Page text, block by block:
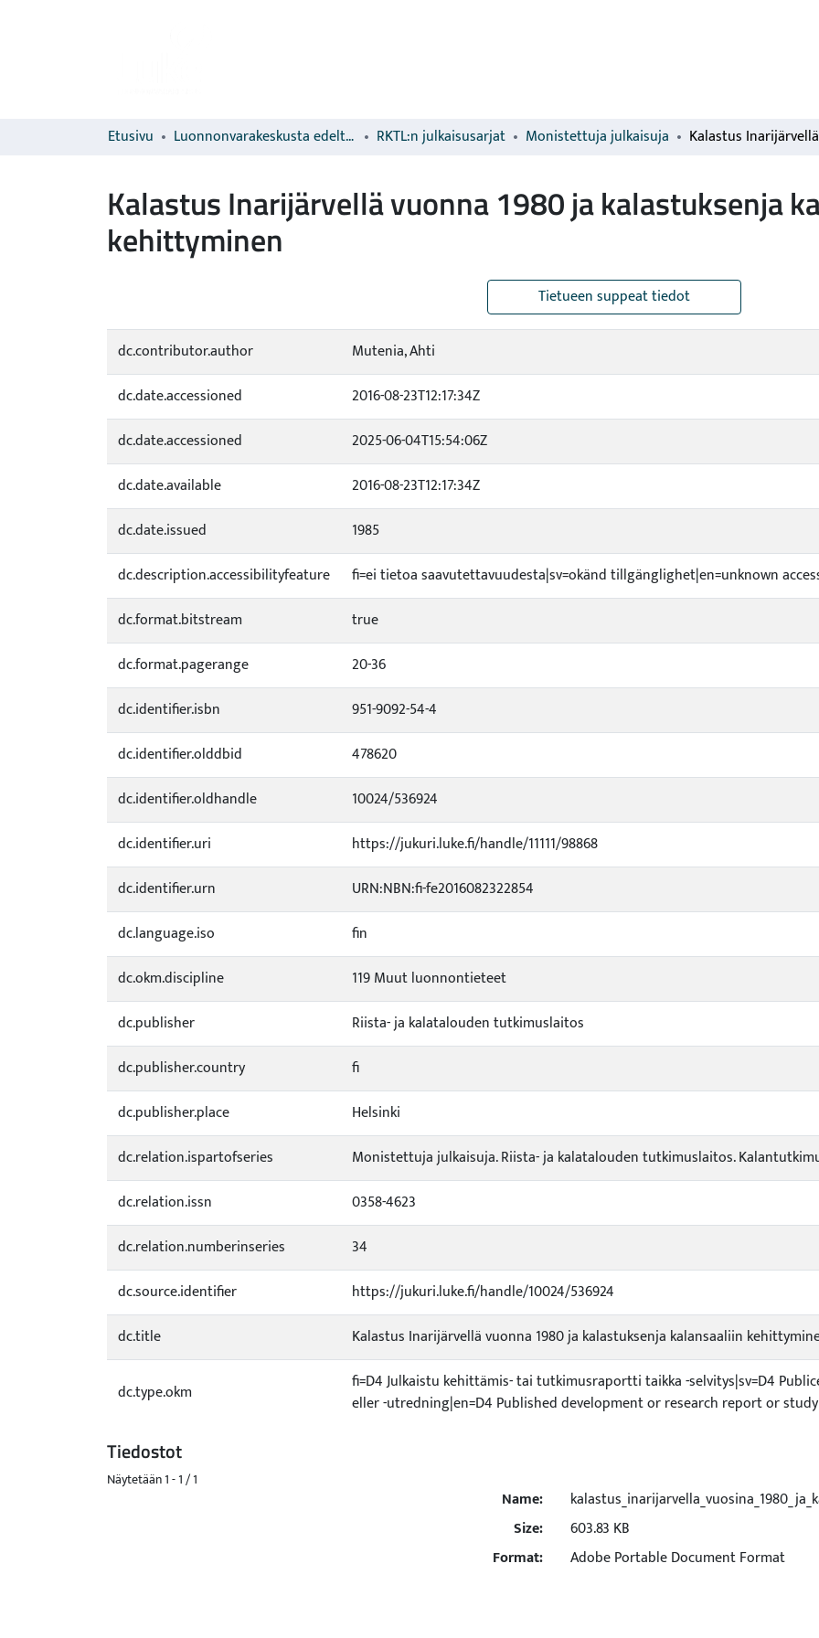
Etusivu Luonnonvarakeskusta edeltävien organisaatioiden sarjat RKTL:n julkaisusarjat Monistettuja julkaisuja
Kalastus Inarijärvellä vuonna 1980 ja kalastuksenja
kehittyminen
Tietueen suppeat tiedot
dc.contributor.author
Mutenia, Ahti
dc.date.accessioned
2016-08-23T12:17:34Z
dc.date.accessioned
2025-06-04T15:54:06Z
dc.date.available
2016-08-23T12:17:34Z
dc.date.issued
1985
dc.description.accessibilityfeature
fi=ei tietoa saavutettavuudesta|sv=okänd tillgänglighet|en=unknown
dc.format.bitstream
true
dc.format.pagerange
20-36
dc.identifier.isbn
951-9092-54-4
dc.identifier.olddbid
478620
dc.identifier.oldhandle
10024/536924
dc.identifier.uri
https://jukuri.luke.fi/handle/11111/98868
dc.identifier.urn
URN:NBN:fi-fe2016082322854
dc.language.iso
fin
dc.okm.discipline
119 Muut luonnontieteet
dc.publisher
Riista- ja kalatalouden tutkimuslaitos
dc.publisher.country
fi
dc.publisher.place
Helsinki
dc.relation.ispartofseries
Monistettuja julkaisuja. Riista- ja kalatalouden tutkimuslaitos.
dc.relation.issn
0358-4623
dc.relation.numberinseries
34
dc.source.identifier
https://jukuri.luke.fi/handle/10024/536924
dc.title
Kalastus Inarijärvellä vuonna 1980 ja kalastuksenja kalansaaliin
dc.type.okm
fi=D4 Julkaistu kehittämis- tai tutkimusraportti taikka -selvitys|sv=D4
eller -utredning|en=D4 Published development or research report or
Tiedostot
Näytetään1 - 1 / 1
Name:
Size:
603.83 KB
Format:
Adobe Portable Document Format